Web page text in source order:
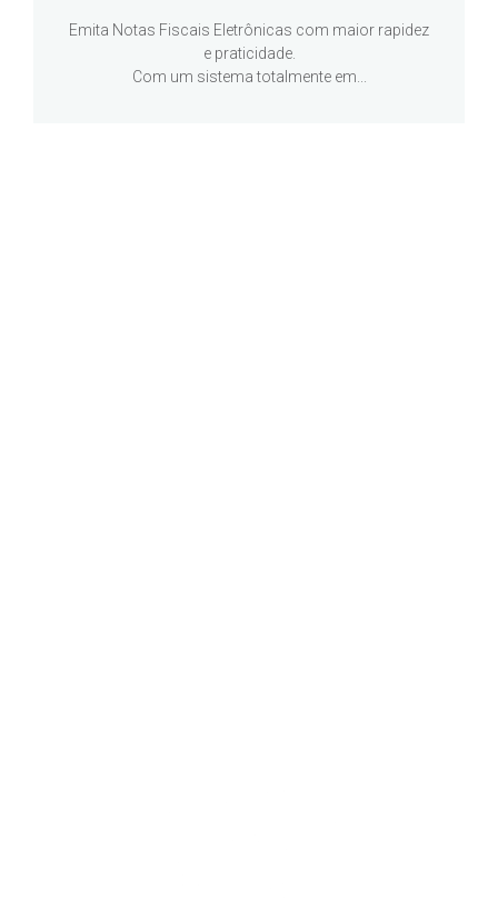
Emita Notas Fiscais Eletrônicas com maior rapidez
e praticidade.
Com um sistema totalmente em...